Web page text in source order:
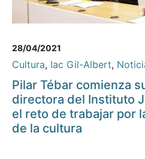
28/04/2021
Cultura, Iac Gil-Albert,
Pilar Tébar comienza
directora del Instituto
el reto de trabajar por
de la cultura